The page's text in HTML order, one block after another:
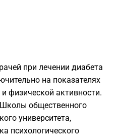
при лечении диабета
на показателях
и физической активности.
общественного
университета,
психологического